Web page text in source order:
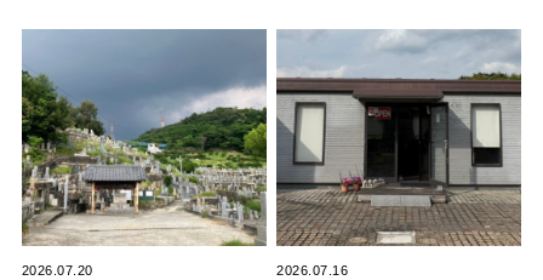
2026.07.20 2026.07.16